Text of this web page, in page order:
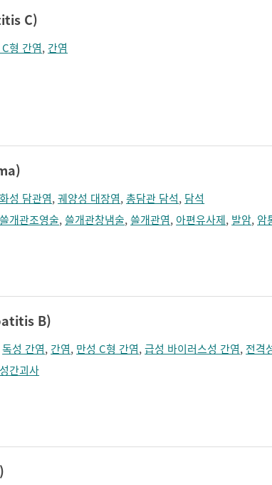
C)
형 간염, 간염
성 담관염,궤양성 대장염,총담관 담석, 담석
쓸개관조영술,쓸개관창냄술,쓸개관염, 아편유사제, 발암, 암
B)
독성 간염, 간염, 만성 C형 간염,급성 바이러스성 간염, 전격
간괴사